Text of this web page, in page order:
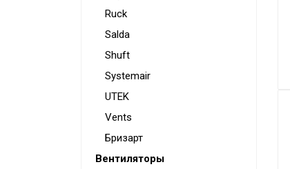
Ruck
Salda
Shuft
Systemair
UTEK
Vents
Бризарт
Вентиляторы